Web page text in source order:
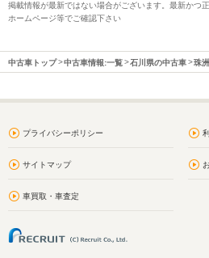
掲載情報が最新ではない場合がございます。最新かつ
ホームページ等でご確認下さい
中古車トップ 中古車情報:一覧 石川県の中古車 珠
プライバシーポリシー
サイトマップ
車買取・車査定